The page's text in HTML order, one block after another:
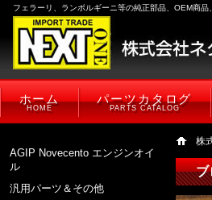
フェラーリ、ランボルギーニ等の純正部品、OEM商
ホーム
HOME
パーツカタログ
PARTS CATALOG
AGIP Novecento エンジンオイ
ル
汎用パーツ＆その他
株
ブ